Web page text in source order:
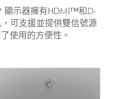
顯示器擁有HDMI™和D-
可支援並提供雙信號源
使用的方便性。